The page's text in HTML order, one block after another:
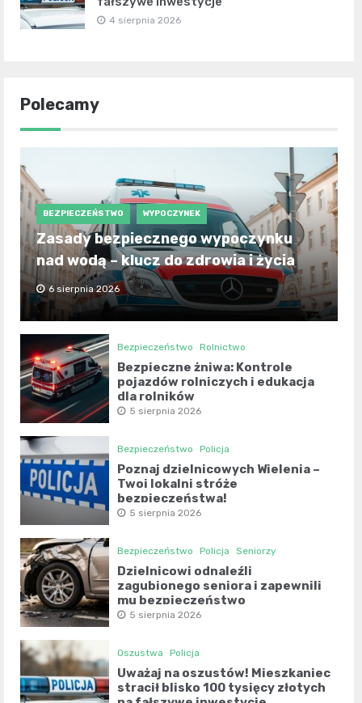
4 sierpnia 2026
Polecamy
BEZPIECZEŃSTWO WYPOCZYNEK
Zasady bezpiecznego wypoczynku
nad wodą – klucz do zdrowia i życia
6 sierpnia 2026
Bezpieczeństwo Rolnictwo
Bezpieczne żniwa: Kontrole
pojazdów rolniczych i edukacja
dla rolników
5 sierpnia 2026
Bezpieczeństwo Policja
Poznaj dzielnicowych Wielenia –
Twoi lokalni stróże
bezpieczeństwa!
5 sierpnia 2026
Bezpieczeństwo Policja Seniorzy
Dzielnicowi odnaleźli
zagubionego seniora i zapewnili
mu bezpieczeństwo
5 sierpnia 2026
Oszustwa Policja
Uważaj na oszustów! Mieszkaniec
stracił blisko 100 tysięcy złotych